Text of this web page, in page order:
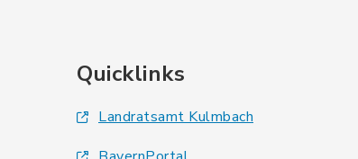
Quicklinks
Landratsamt Kulmbach